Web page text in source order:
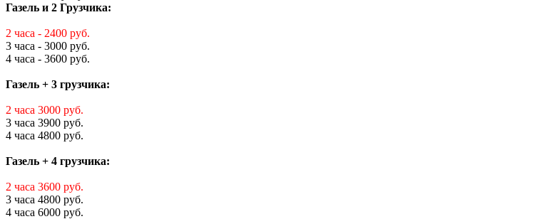
Газель и 2 Грузчика:
2 часа - 2400 руб.
3 часа - 3000 руб.
4 часа - 3600 руб.
Газель + 3 грузчика:
2 часа 3000 руб.
3 часа 3900 руб.
4 часа 4800 руб.
Газель + 4 грузчика:
2 часа 3600 руб.
3 часа 4800 руб.
4 часа 6000 руб.